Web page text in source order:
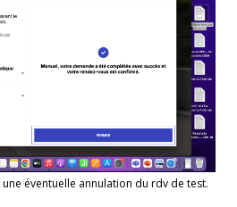
éventuelle annulation du rdv de test.